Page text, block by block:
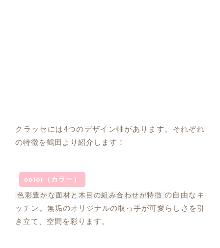
クラッセには4つのデザイン軸があります。それぞれ
の特徴を鶴田より紹介します！
color（カラー）
色彩豊かな面材と木目の組み合わせが特徴 の自由なキ
ッチン。無垢のオリジナルの取っ手が可愛らしさを引
き立て、空間を彩ります。